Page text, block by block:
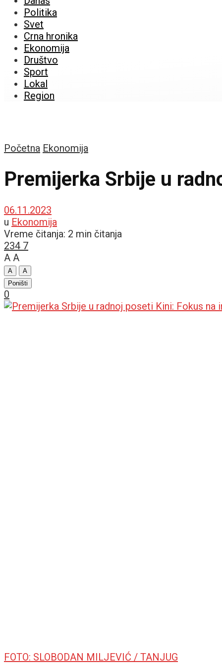
Politika
Svet
Crna hronika
Ekonomija
Društvo
Sport
Lokal
Region
Početna Ekonomija
Premijerka Srbije u
06.11.2023
u Ekonomija
Vreme čitanja: 2 min čitanja
234 7
A A
A
A
Poništi
0
FOTO: SLOBODAN MILJEVIĆ / TANJUG